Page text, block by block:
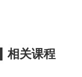
相关课程